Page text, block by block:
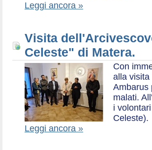
Leggi ancora »
Visita
Celeste" di Matera.
Con
alla visita
Ambarus
malati.
i
Celeste).
Leggi ancora »